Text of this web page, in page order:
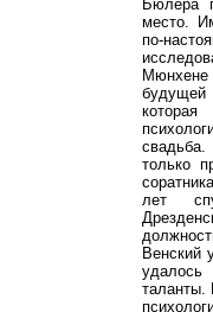
Бюлера
место.
по-
только
лет
Венский
таланты.